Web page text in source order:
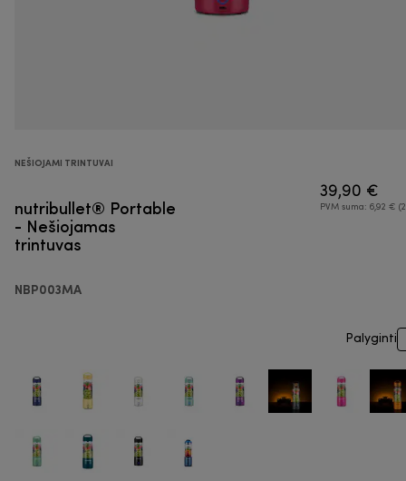
NEŠIOJAMI TRINTUVAI
nutribullet® Portable
- Nešiojamas
trintuvas
NBP003MA
39,90 €
PVM suma: 6,92 €
Palyginti